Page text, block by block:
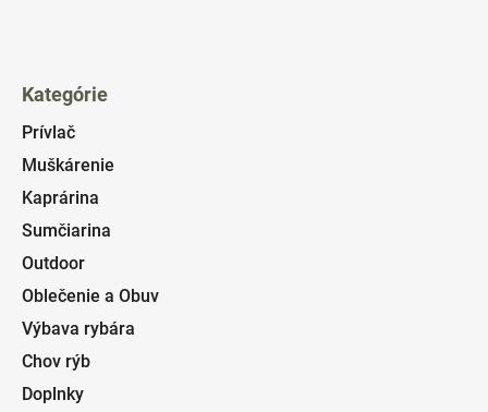
Kategórie
Prívlač
Muškárenie
Kaprárina
Sumčiarina
Outdoor
Oblečenie a Obuv
Výbava rybára
Chov rýb
Doplnky